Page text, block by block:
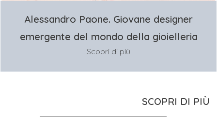
Alessandro Paone. Giovane designer
emergente del mondo della gioielleria
Scopri di più
SCOPRI DI PIÙ